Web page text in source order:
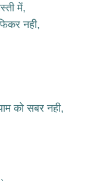
में,
नही,
को सबर नही,